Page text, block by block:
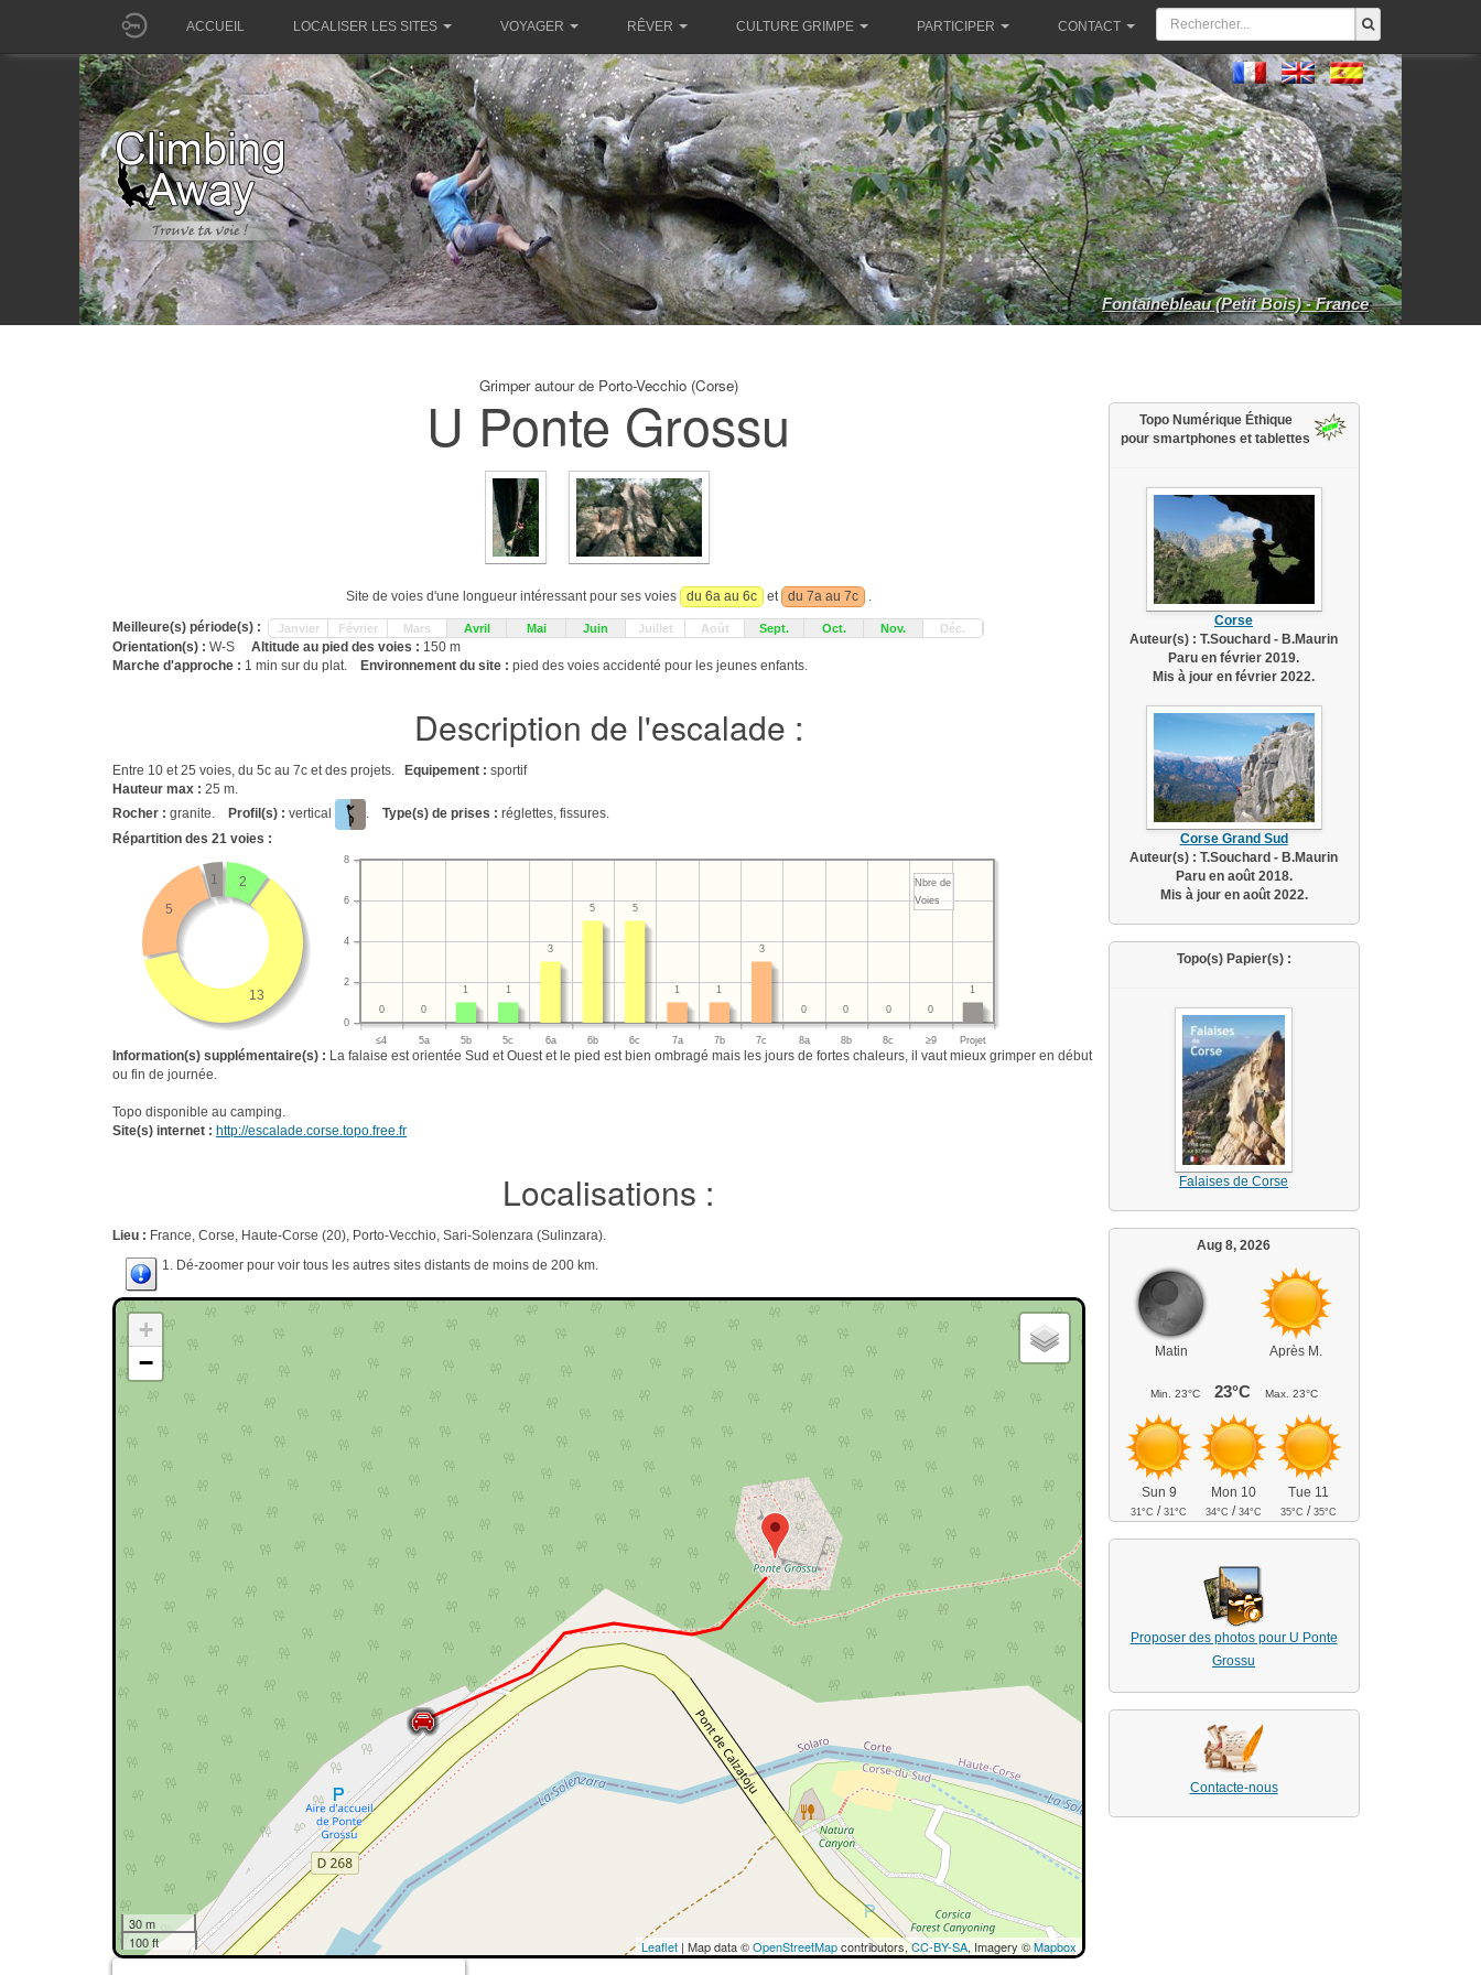
ACCUEIL LOCALISER LES SITES VOYAGER RÊVER CULTURE GRIMPE PARTICIPER CONTACT
Fontainebleau (Petit Bois) - France
Grimper autour de Porto-Vecchio (Corse)
U Ponte Grossu
Site de voies d'une longueur intéressant pour ses voies du 6a au 6c et du 7a au 7c .
Meilleure(s) période(s) : Janvier Février Mars Avril Mai Juin Juillet Août Sept. Oct. Nov. Déc.
Orientation(s) : W-S Altitude au pied des voies : 150 m
Marche d'approche : 1 min sur du plat. Environnement du site : pied des voies accidenté pour les jeunes enfants.
Description de l'escalade :
Entre 10 et 25 voies, du 5c au 7c et des projets. Equipement : sportif
Hauteur max : 25 m.
Rocher : granite. Profil(s) : vertical . Type(s) de prises : réglettes, fissures.
Répartition des 21 voies :
2
13
5
1
≤4 5a 5b 5c 6a 6b 6c 7a 7b 7c 8a 8b 8c ≥9 Projet
0
2
4
6
8
Nbre de
Voies
1
0
0
0
0
3
1
1
5
5
3
1
1
0
0
Information(s) supplémentaire(s) : La falaise est orientée Sud et Ouest et le pied est bien ombragé mais les jours de fortes chaleurs, il vaut mieux grimper en début
ou fin de journée.
Topo disponible au camping.
Site(s) internet : http://escalade.corse.topo.free.fr
Localisations :
Lieu : France, Corse, Haute-Corse (20), Porto-Vecchio, Sari-Solenzara (Sulinzara).
1. Dé-zoomer pour voir tous les autres sites distants de moins de 200 km.
+
−
30 m
100 ft
Leaflet| Map data ©OpenStreetMapcontributors,CC-BY-SA, Imagery ©Mapbox
Topo Numérique Éthique
pour smartphones et tablettes
Corse
Auteur(s) : T.Souchard - B.Maurin
Paru en février 2019.
Mis à jour en février 2022.
Corse Grand Sud
Auteur(s) : T.Souchard - B.Maurin
Paru en août 2018.
Mis à jour en août 2022.
Topo(s) Papier(s) :
Falaises de Corse
Aug 8, 2026
Matin Après M.
Min. 23°C 23°C Max. 23°C
Sun 9
31°C /31°C
Mon 10
34°C /34°C
Tue 11
35°C /35°C
Proposer des photos pour U Ponte
Grossu
Contacte-nous